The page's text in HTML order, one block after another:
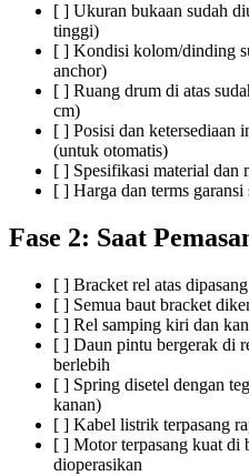
[ ] Ukuran bukaan sudah
tinggi)
[ ] Kondisi kolom/dinding
anchor)
[ ] Ruang drum di atas
cm)
[ ] Posisi dan ketersediaan
(untuk otomatis)
[ ] Spesifikasi material dan
[ ] Harga dan terms
Fase 2: Saat
[ ] Bracket rel atas
[ ] Semua baut bracket
[ ] Rel samping kiri dan
[ ] Daun pintu bergerak di
berlebih
[ ] Spring disetel dengan
kanan)
[ ] Kabel listrik terpasang
[ ] Motor terpasang kuat
dioperasikan